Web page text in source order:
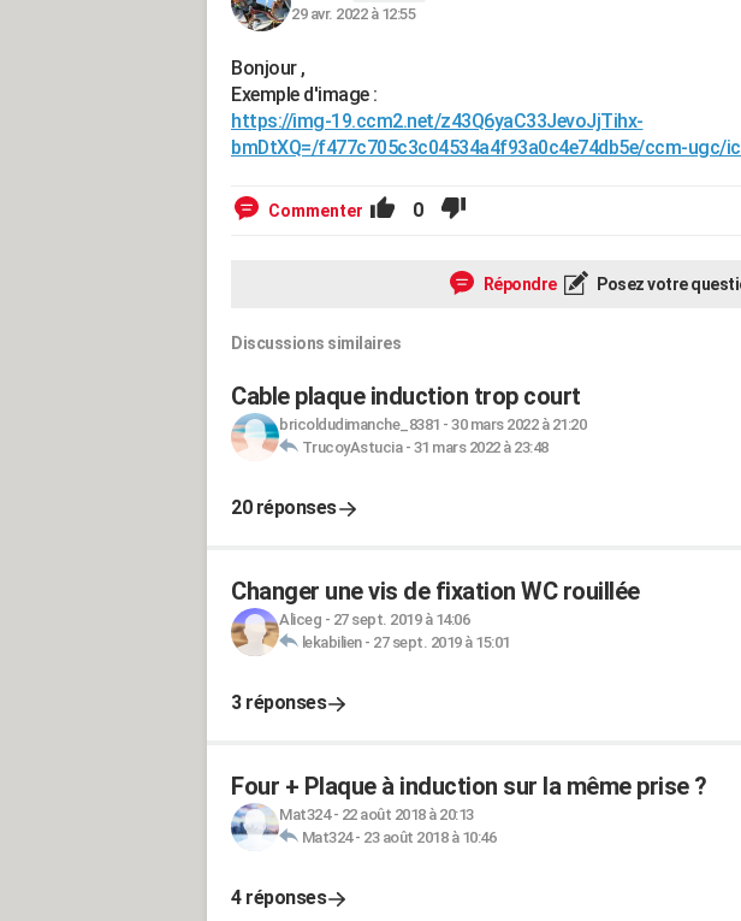
29 avr. 2022 à 12:55
Bonjour ,
Exemple d'image :
https://img-19.ccm2.net/z43Q6yaC33JevoJjTihx-
bmDtXQ=/f477c705c3c04534a4f93a0c4e74db5e/ccm-ugc/
Commenter 0
Répondre Posez votre
Discussions similaires
Cable plaque induction trop court
bricoldudimanche_8381 - 30 mars 2022 à 21:20
TrucoyAstucia- 31 mars 2022 à 23:48
20 réponses
Changer une vis de fixation WC rouillée
Aliceg - 27 sept. 2019 à 14:06
lekabilien- 27 sept. 2019 à 15:01
3 réponses
Four + Plaque à induction sur la même prise ?
Mat324- 22 août 2018 à 20:13
Mat324- 23 août 2018 à 10:46
4 réponses